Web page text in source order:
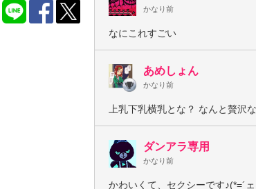
かなり前
なにこれすごい
あめしょん
かなり前
上乳下乳横乳とな？ なんと贅沢な
ダンアラ専用
かなり前
かわいくて、セクシーです